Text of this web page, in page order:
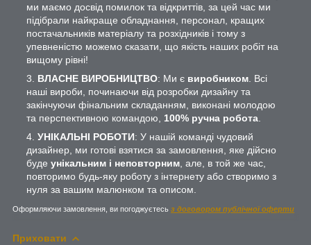
ми маємо досвід помилок та відкриттів, за цей час ми
підібрали найкраще обладнання, персонал, кращих
постачальників матеріалу та розхідників і тому з
упевненістю можемо сказати, що якість наших робіт на
вищому рівні!
ВЛАСНЕ ВИРОБНИЦТВО: Ми є виробником . Всі
наші вироби, починаючи від розробки дизайну та
закінчуючи фінальним складанням, виконані молодою
та перспективною командою, 100% ручна робота
УНІКАЛЬНІ РОБОТИ: У нашій команді чудовий
дизайнер, ми готові взятися за замовлення, яке дійсно
буде унікальним і неповторним , але, в той же час,
повторимо будь-яку роботу з інтернету або створимо з
нуля за вашим малюнком та описом.
Оформляючи замовлення, ви погоджуєтесь з договором публічної оферти
Приховати